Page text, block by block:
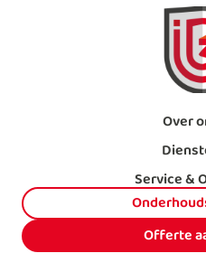
Over
Service &
Offerte